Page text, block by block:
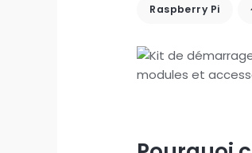
Raspberry Pi